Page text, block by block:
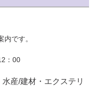
です。
：00
水産/建材・エクステリ